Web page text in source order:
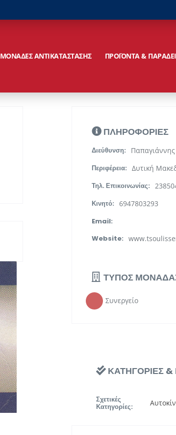
ΜΟΝΑΔΕΣ ΑΝΤΙΚΑΤΑΣΤΑΣΗΣ ΠΡΟΪΟΝΤΑ &
ΠΛΗΡΟΦΟΡΙΕΣ
Διεύθυνση:
Περιφέρεια: Δυτική
Τηλ. Επικοινωνίας:
Κινητό: 6947803293
Email:
Website:
ΤΥΠΟΣ
Συνεργείο
ΚΑΤΗΓΟΡΙΕΣ
Σχετικές
Κατηγορίες: